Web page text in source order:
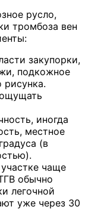
русло,
тромбоза вен
закупорки,
подкожное
рисунка.
иногда
местное
(в
чаще
обычно
легочной
уже через 30